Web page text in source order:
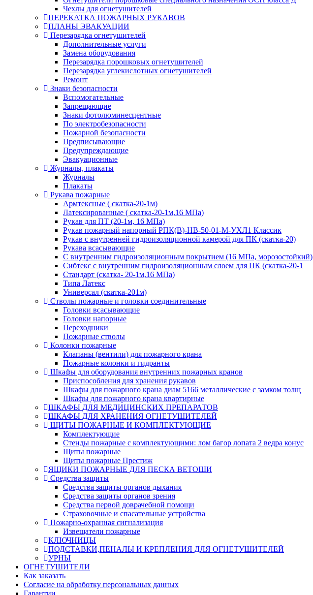
Чехлы для огнетушителей
ПЕРЕКАТКА ПОЖАРНЫХ РУКАВОВ
ПЛАНЫ ЭВАКУАЦИИ
Перезарядка огнетушителей
Дополнительные услуги
Замена оборудования
Перезарядка порошковых огнетушителей
Перезарядка углекислотных огнетушителей
Ремонт
Знаки безопасности
Вспомогательные
Запрещающие
Знаки фотолюминесцентные
По электробезопасности
Пожарной безопасности
Предписывающие
Предупреждающие
Эвакуационные
Журналы, плакаты
Журналы
Плакаты
Рукава пожарные
Армтексные ( скатка-20-1м)
Латексированные ( скатка-20-1м,16 МПа)
Рукав для ПТ (20-1м, 16 МПа)
Рукав пожарный напорный РПК(В)-НВ-50-01-М-УХЛ1 Классик
Рукав с внутренней гидроизоляционной камерой для ПК (скатка-20)
Рукава всасывающие
С внутренним гидроизоляционным покрытием (16 МПа, морозостойкий)
Сибтекс с внутренним гидроизоляционным слоем для ПК (скатка-20-1
Стандарт (скатка- 20-1м,16 МПа)
Типа Латекс
Универсал (скатка-201м)
Стволы пожарные и головки соединительные
Головки всасывающие
Головки напорные
Переходники
Пожарные стволы
Колонки пожарные
Клапаны (вентили) для пожарного крана
Пожарные колонки и гидранты
Шкафы для оборудования внутренних пожарных кранов
Приспособления для хранения рукавов
Шкафы для пожарного крана диам 5166 металлические с замком толщ
Шкафы для пожарного крана квартирные
ШКАФЫ ДЛЯ МЕДИЦИНСКИХ ПРЕПАРАТОВ
ШКАФЫ ДЛЯ ХРАНЕНИЯ ОГНЕТУШИТЕЛЕЙ
ЩИТЫ ПОЖАРНЫЕ И КОМПЛЕКТУЮЩИЕ
Комплектующие
Стенды пожарные с комплектующими: лом багор лопата 2 ведра конус
Щиты пожарные
Щиты пожарные Престиж
ЯЩИКИ ПОЖАРНЫЕ ДЛЯ ПЕСКА ВЕТОШИ
Средства защиты
Средства защиты органов дыхания
Средства защиты органов зрения
Средства первой доврачебной помощи
Страховочные и спасательные устройства
Пожарно-охранная сигнализация
Извещатели пожарные
КЛЮЧНИЦЫ
ПОДСТАВКИ,ПЕНАЛЫ И КРЕПЛЕНИЯ ДЛЯ ОГНЕТУШИТЕЛЕЙ
УРНЫ
ОГНЕТУШИТЕЛИ
Как заказать
Согласие на обработку персональных данных
Гарантии